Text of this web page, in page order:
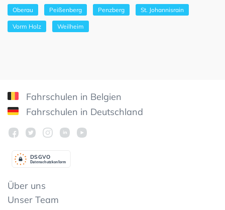
Oberau Peißenberg Penzberg St. Johannisrain
Vorm Holz Weilheim
Fahrschulen in Belgien
Fahrschulen in Deutschland
Datenschutzkonform
DSGVO
Über uns
Unser Team